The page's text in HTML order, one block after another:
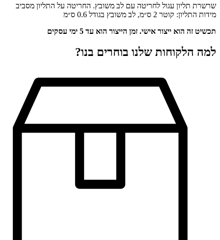
עד
שרשרת תליון עגול לחריטה עם לב משובץ. החריטה על התליון מסביב
מידות התליון: קוטר 2 ס״מ, לב משובץ בגודל 0.6 ס״מ
תכשיט זה הוא ייצור אישי. זמן הייצור הוא עד 5 ימי עסקים
למה הלקוחות שלנו בוחרים בנו?